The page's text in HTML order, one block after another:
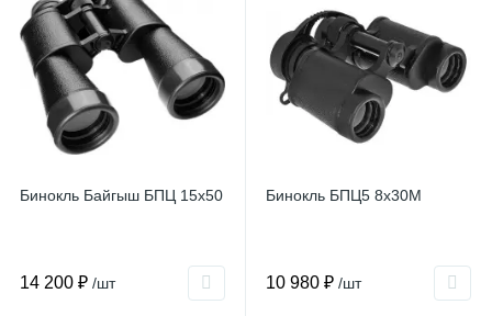
Бинокль Байгыш БПЦ 15x50
14 200 ₽ /шт
Бинокль БПЦ5 8x30М
10 980 ₽ /шт